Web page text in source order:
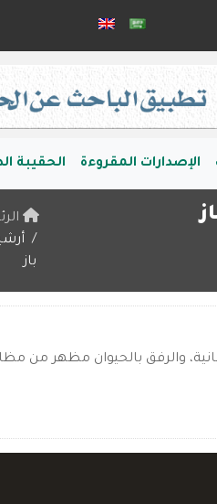
الإصدارات المقروءة الحقيبة
باز
والرفق بالحيوان مظهر من